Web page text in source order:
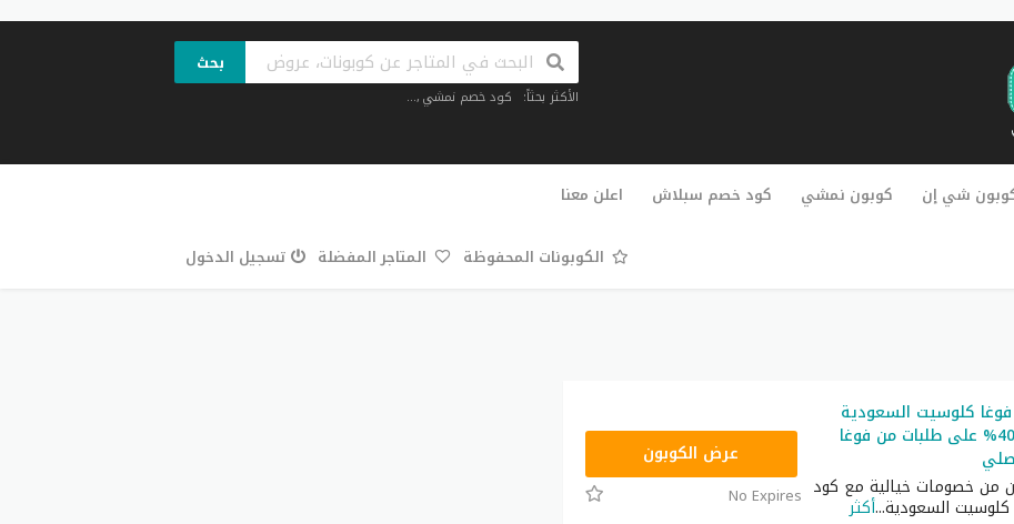
بحث
الأكثر بحثاً: كود خصم نمشي,...
تخطي
شي إن كوبون نمشي كود خصم سبلاش اعلن معنا
الكوبونات المحفوظة المتاجر المفضلة تسجيل الدخول
كلوسيت السعودية
2026 وفر 40% على طلبات من فوغا
من خصومات خيالية مع كود
السعودية...أكثر
عرض الكوبون
No Expires